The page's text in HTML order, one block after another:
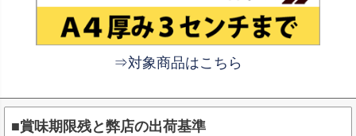
⇒対象商品はこちら
■賞味期限残と弊店の出荷基準